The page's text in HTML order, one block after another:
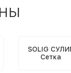
SOLIG
Сетка